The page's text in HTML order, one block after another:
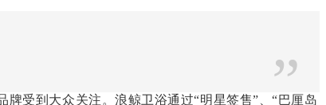
”
受到大众关注。浪鲸卫浴通过“明星签售”、“巴厘岛